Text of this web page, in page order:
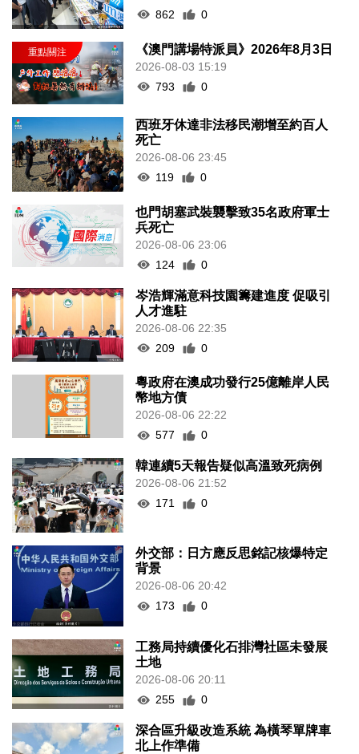
862
0
《澳門講場特派員》2026年8月3日
2026-08-03 15:19
793
0
西班牙休達非法移民潮增至約百人
死亡
2026-08-06 23:45
119
0
也門胡塞武裝襲擊致35名政府軍士
兵死亡
2026-08-06 23:06
124
0
岑浩輝滿意科技園籌建進度 促吸引
人才進駐
2026-08-06 22:35
209
0
粵政府在澳成功發行25億離岸人民
幣地方債
2026-08-06 22:22
577
0
韓連續5天報告疑似高溫致死病例
2026-08-06 21:52
171
0
外交部：日方應反思銘記核爆特定
背景
2026-08-06 20:42
173
0
工務局持續優化石排灣社區未發展
土地
2026-08-06 20:11
255
0
深合區升級改造系統 為橫琴單牌車
北上作準備